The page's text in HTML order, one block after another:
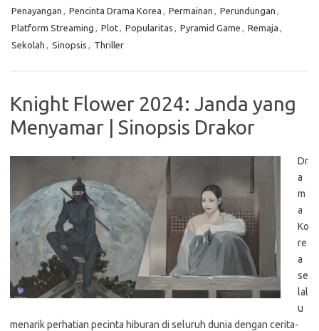
Penayangan , Pencinta Drama Korea , Permainan , Perundungan ,
Platform Streaming , Plot, Popularitas , Pyramid Game , Remaja ,
Sekolah , Sinopsis , Thriller
Knight Flower 2024: Janda yang
Menyamar | Sinopsis Drakor
Dr
a
m
a
Ko
re
a
se
lal
u
menarik perhatian pecinta hiburan di seluruh dunia dengan cerita-